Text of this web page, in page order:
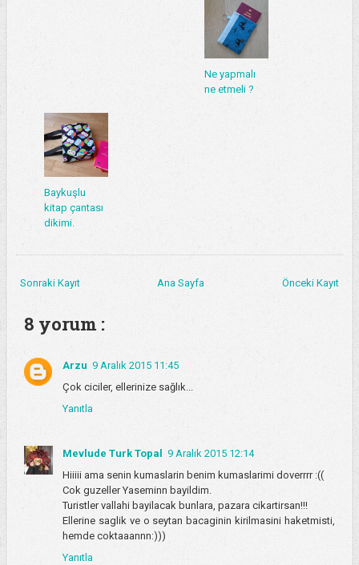
Ne yapmalı
ne etmeli ?
Baykuşlu
kitap çantası
dikimi.
Sonraki Kayıt Önceki Kayıt
Ana Sayfa
8 yorum :
Arzu 9 Aralık 2015 11:45
Çok ciciler, ellerinize sağlık...
Yanıtla
Mevlude Turk Topal
9 Aralık 2015 12:14
Hiiiii ama senin kumaslarin benim kumaslarimi doverrrr :((
Cok guzeller Yaseminn bayildim.
Turistler vallahi bayilacak bunlara, pazara cikartirsan!!!
Ellerine saglik ve o seytan bacaginin kirilmasini haketmisti,
hemde coktaaannn:)))
Yanıtla